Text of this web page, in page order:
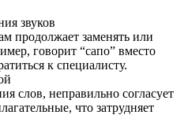
звуков
продолжает заменять или
говорит “сапо” вместо
к специалисту.
слов, неправильно согласует
что затрудняет